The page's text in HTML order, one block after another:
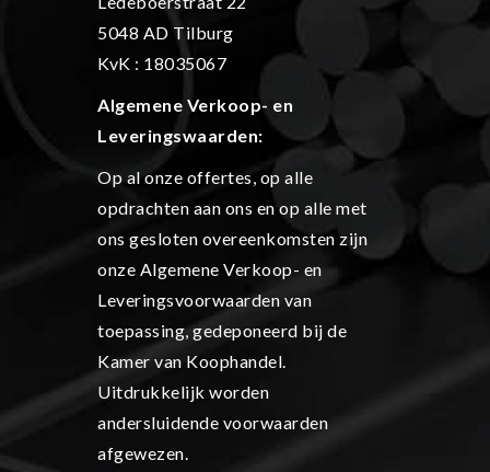
5048 AD Tilburg
KvK : 18035067
Algemene Verkoop- en
Leveringswaarden:
Op al onze offertes, op alle
opdrachten aan ons en op alle met
ons gesloten overeenkomsten zijn
onze Algemene Verkoop- en
Leveringsvoorwaarden van
toepassing, gedeponeerd bij de
Kamer van Koophandel.
Uitdrukkelijk worden
andersluidende voorwaarden
afgewezen.